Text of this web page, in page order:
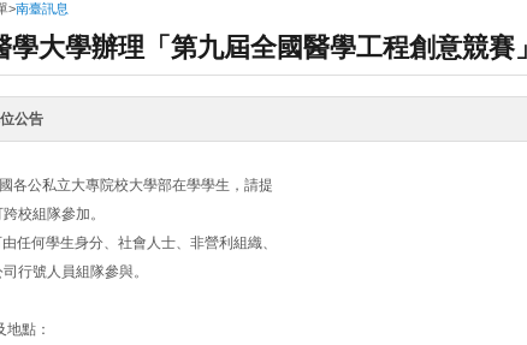
>南臺訊息
學大學辦理「第九屆全國醫學工程創意競賽」
公告
各公私立大專院校大學部在學學生，請提
校組隊參加。
任何學生身分、社會人士、非營利組織、
行號人員組隊參與。
點：